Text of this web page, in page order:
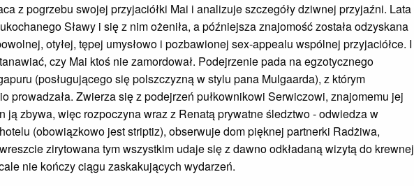
z pogrzebu swojej przyjaciółki Mai i analizuje szczegóły dziwnej przyjaźni. Lata
Sławy i się z nim ożeniła, a późniejsza znajomość została odzyskana
otyłej, tępej umysłowo i pozbawionej sex-appealu wspólnej przyjaciółce. I
czy Mai ktoś nie zamordował. Podejrzenie pada na egzotycznego
(posługującego się polszczyzną w stylu pana Mulgaarda), z którym
prowadzała. Zwierza się z podejrzeń pułkownikowi Serwiczowi, znajomemu jej
ją zbywa, więc rozpoczyna wraz z Renatą prywatne śledztwo - odwiedza w
(obowiązkowo jest striptiz), obserwuje dom pięknej partnerki Radżiwa,
zirytowana tym wszystkim udaje się z dawno odkładaną wizytą do krewnej
nie kończy ciągu zaskakujących wydarzeń.